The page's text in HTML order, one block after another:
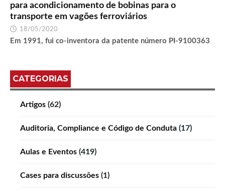
para acondicionamento de bobinas para o
transporte em vagões ferroviários
18/05/2020
Em 1991, fui co-inventora da patente número PI-9100363
CATEGORIAS
Artigos (62)
Auditoria, Compliance e Código de Conduta (17)
Aulas e Eventos (419)
Cases para discussões (1)